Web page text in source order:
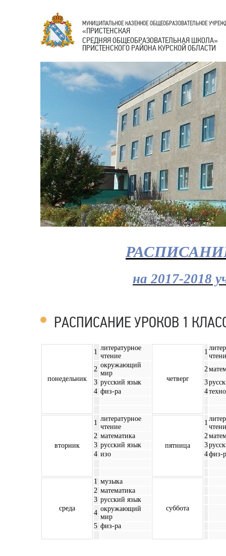
МУНИЦИПАЛЬНОЕ КАЗЕННОЕ ОБЩЕОБРАЗОВАТЕЛЬНОЕ
«ПРИСТЕНСКАЯ
СРЕДНЯЯ ОБЩЕОБРАЗОВАТЕЛЬНАЯ ШКОЛА»
ПРИСТЕНСКОГО РАЙОНА КУРСКОЙ ОБЛАСТИ
на 2017-2018
РАСПИСАНИЕ УРОКОВ 1
понедельник
1
литературное
чтение
четверг
1
2
окружающий
мир
2
3 русский язык 3
4 физ-ра 4
вторник
1
литературное
чтение
пятница
1
2 математика 2
3 русский язык 3
4 изо 4физ-
среда
1 музыка
суббота
2 математика
3 русский язык
4
окружающий
мир
5 физ-ра